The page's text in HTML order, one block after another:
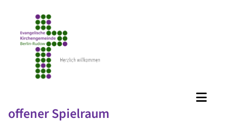
offener Spielraum